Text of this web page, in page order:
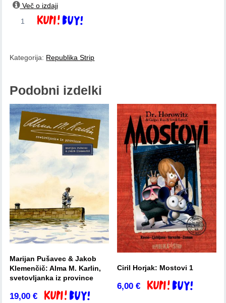
Več o izdaji
ostali
Dodaj v košarico
Kategorija: Republika Strip
Podobni izdelki
Marijan Pušavec & Jakob
Klemenčič: Alma M. Karlin,
svetovljanka iz province
19,00€ Dodaj v košarico
Ciril Horjak: Mostovi 1
6,00€ Dodaj v košarico